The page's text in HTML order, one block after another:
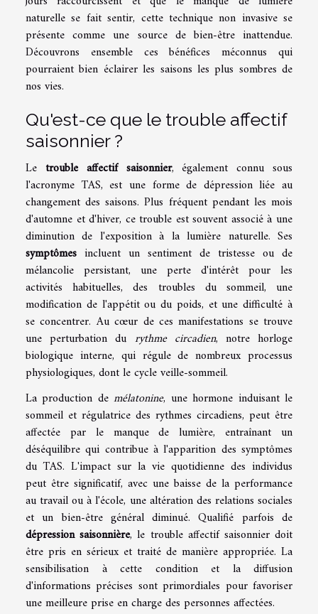
naturelle se fait sentir, cette technique non invasive se
présente comme une source de bien-être inattendue.
Découvrons ensemble ces bénéfices méconnus qui
pourraient bien éclairer les saisons les plus sombres de
nos vies.
Qu'est-ce que le trouble affectif
saisonnier ?
Le trouble affectif saisonnier, également connu sous
l'acronyme TAS, est une forme de dépression liée au
changement des saisons. Plus fréquent pendant les mois
d'automne et d'hiver, ce trouble est souvent associé à une
diminution de l'exposition à la lumière naturelle. Ses
symptômes incluent un sentiment de tristesse ou de
mélancolie persistant, une perte d'intérêt pour les
activités habituelles, des troubles du sommeil, une
modification de l'appétit ou du poids, et une difficulté à
se concentrer. Au cœur de ces manifestations se trouve
une perturbation du rythme circadien, notre horloge
biologique interne, qui régule de nombreux processus
physiologiques, dont le cycle veille-sommeil.
La production demélatonine, une hormone induisant le
sommeil et régulatrice des rythmes circadiens, peut être
affectée par le manque de lumière, entraînant un
déséquilibre qui contribue à l'apparition des symptômes
du TAS. L'impact sur la vie quotidienne des individus
peut être significatif, avec une baisse de la performance
au travail ou à l'école, une altération des relations sociales
et un bien-être général diminué. Qualifié parfois de
dépression saisonnière, le trouble affectif saisonnier doit
être pris en sérieux et traité de manière appropriée. La
sensibilisation à cette condition et la diffusion
d'informations précises sont primordiales pour favoriser
une meilleure prise en charge des personnes affectées.